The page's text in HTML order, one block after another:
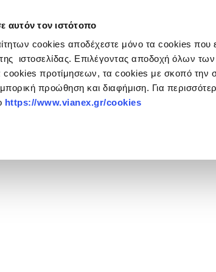
αυτόν τον ιστότοπο
cookies αποδέχεστε μόνο τα cookies που
ιστοσελίδας. Επιλέγοντας αποδοχή όλων
προτίμησεων, τα cookies με σκοπό την
προώθηση και διαφήμιση. Για
https://www.vianex.gr/cookies